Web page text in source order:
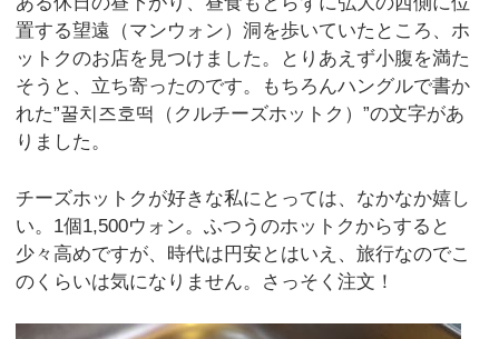
置する望遠（マンウォン）洞を歩いていたところ、ホ
ットクのお店を見つけました。とりあえず小腹を満た
そうと、立ち寄ったのです。もちろんハングルで書か
れた”꿀치즈호떡（クルチーズホットク）”の文字があ
りました。
チーズホットクが好きな私にとっては、なかなか嬉し
い。1個1,500ウォン。ふつうのホットクからすると
少々高めですが、時代は円安とはいえ、旅行なのでこ
のくらいは気になりません。さっそく注文！